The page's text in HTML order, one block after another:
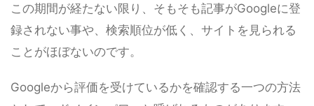
この期間が経たない限り、そもそも記事がGoogleに登
録されない事や、検索順位が低く、サイトを見られる
ことがほぼないのです。
Googleから評価を受けているかを確認する一つの方法